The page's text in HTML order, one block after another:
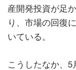
産開発投資が足
り、市場の回復
いている。
こうしたなか、